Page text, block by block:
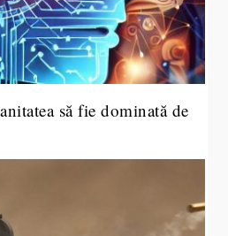
să fie dominată de